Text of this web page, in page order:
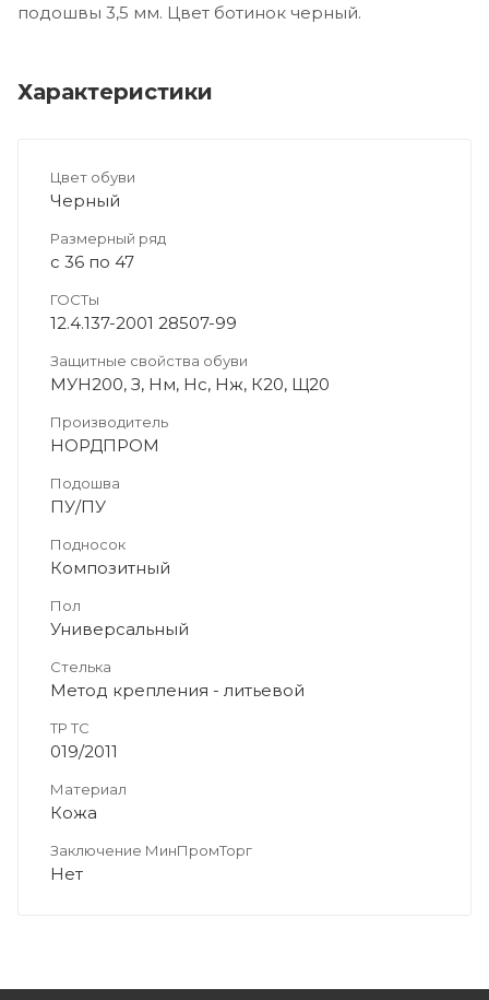
подошвы 3,5 мм. Цвет ботинок черный.
Характеристики
Цвет обуви
Черный
Размерный ряд
с 36 по 47
ГОСТы
12.4.137-2001 28507-99
Защитные свойства обуви
МУН200, З, Нм, Нс, Нж, К20, Щ20
Производитель
НОРДПРОМ
Подошва
ПУ/ПУ
Подносок
Композитный
Пол
Универсальный
Стелька
Метод крепления - литьевой
ТР ТС
019/2011
Материал
Кожа
Заключение МинПромТорг
Нет